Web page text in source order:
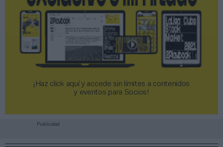
¡Haz click aquí y accede sin límites a contenidos
y eventos para Socios!​​​​​​​
Publicidad